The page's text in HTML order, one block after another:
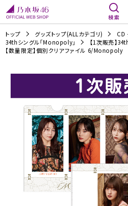
検索
トップ グッズトップ(ALLカテゴリ)
CD
34thシングル「Monopoly」
【1次販売】
【数量限定】個別クリアファイル 6/Monopoly